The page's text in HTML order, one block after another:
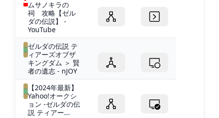
ムサノキラの
祠 攻略【ゼル
ダの伝説】 -
YouTube
ゼルダの伝説 テ
ィアーズオブザ
キングダム ＞ 賢
者の遺志 - nJOY
【2024年最新】
Yahoo!オークシ
ョン -ゼルダの伝
説 ティアー...